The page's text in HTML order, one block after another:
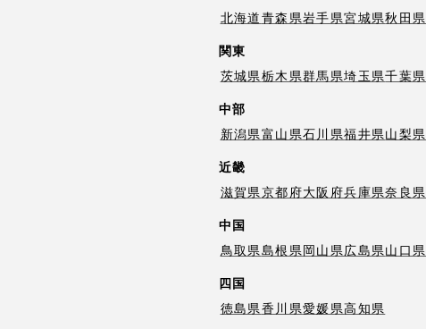
北海道青森県岩手県宮城県秋田県
関東
茨城県栃木県群馬県埼玉県千葉県
中部
新潟県富山県石川県福井県山梨県
近畿
滋賀県京都府大阪府兵庫県奈良県
中国
鳥取県島根県岡山県広島県山口県
四国
徳島県香川県愛媛県高知県